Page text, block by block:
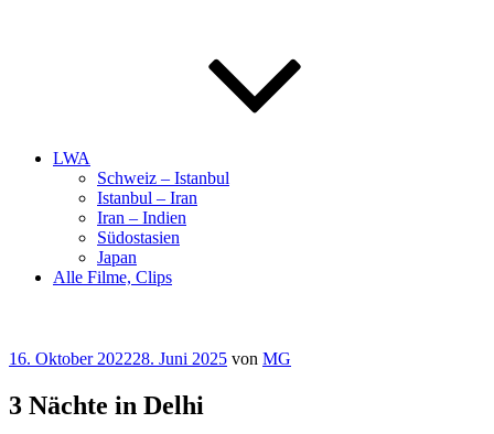
LWA
Schweiz – Istanbul
Istanbul – Iran
Iran – Indien
Südostasien
Japan
Alle Filme, Clips
Veröffentlicht
16. Oktober 202228. Juni 2025 von MG
3 Nächte in Delhi